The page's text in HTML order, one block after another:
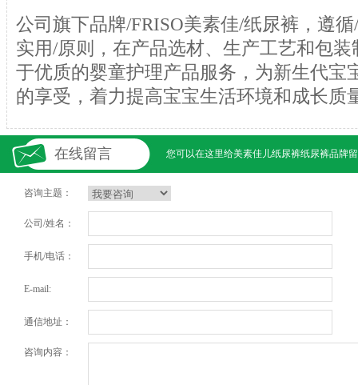
公司旗下品牌/FRISO美素佳/纸尿裤，遵
实用/原则，在产品选材、生产工艺和包
于优质的婴童护理产品服务，为新生代宝
的享受，着力提高宝宝生活环境和成长质
在线留言 您可以在这里给美素佳儿纸尿裤纸尿裤品牌
咨询主题：
公司/姓名：
手机/电话：
E-mail:
通信地址：
咨询内容：